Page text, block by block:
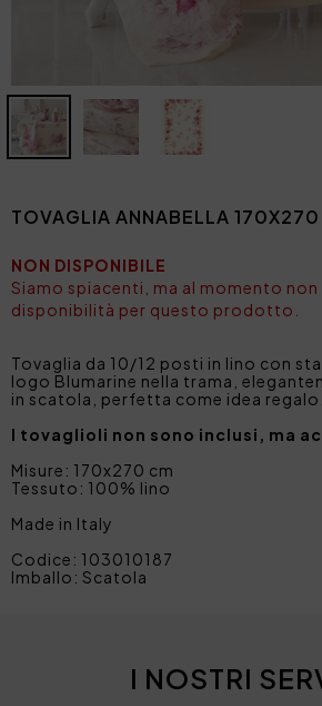
TOVAGLIA ANNABELLA 170X270
NON DISPONIBILE
Siamo spiacenti, ma al momento
disponibilità per questo prodotto.
Tovaglia da 10/12 posti in lino con
logo Blumarine nella trama,
in scatola, perfetta come idea regalo.
I tovaglioli non sono inclusi, ma
Misure: 170x270 cm
Tessuto: 100% lino
Made in Italy
Codice: 103010187
Imballo: Scatola
I NOSTRI